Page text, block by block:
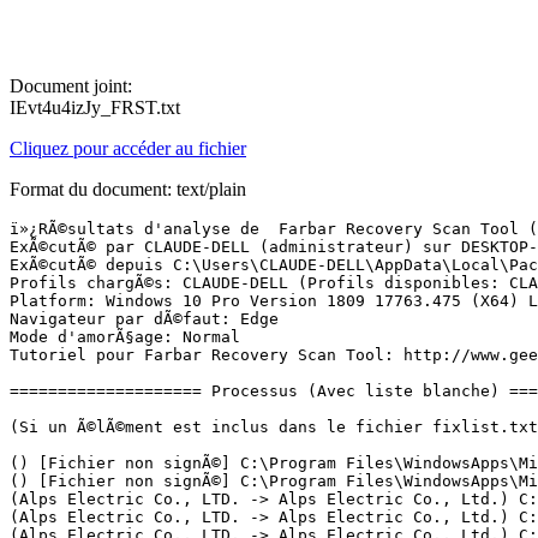
Document joint:
IEvt4u4izJy_FRST.txt
Cliquez pour accéder au fichier
Format du document: text/plain
ï»¿RÃ©sultats d'analyse de  Farbar Recovery Scan Tool (FRST) (x64) Version: 19-05.2019
ExÃ©cutÃ© par CLAUDE-DELL (administrateur) sur DESKTOP-QUGMGQR (Dell Inc. Vostro 2520) (21-05-2019 21:39:14)
ExÃ©cutÃ© depuis C:\Users\CLAUDE-DELL\AppData\Local\Packages\Microsoft.MicrosoftEdge_8wekyb3d8bbwe\TempState\Downloads
Profils chargÃ©s: CLAUDE-DELL (Profils disponibles: CLAUDE-DELL)
Platform: Windows 10 Pro Version 1809 17763.475 (X64) Langue: FranÃ§ais (France)
Navigateur par dÃ©faut: Edge
Mode d'amorÃ§age: Normal
Tutoriel pour Farbar Recovery Scan Tool: http://www.geekstogo.com/forum/topic/335081-frst-tutorial-how-to-use-farbar-recovery-scan-tool/

==================== Processus (Avec liste blanche) =================

(Si un Ã©lÃ©ment est inclus dans le fichier fixlist.txt, le processus sera arrÃªtÃ©. Le fichier ne sera pas dÃ©placÃ©.)

() [Fichier non signÃ©] C:\Program Files\WindowsApps\Microsoft.SkypeApp_14.44.40.0_x64__kzf8qxf38zg5c\SkypeBackgroundHost.exe
() [Fichier non signÃ©] C:\Program Files\WindowsApps\Microsoft.YourPhone_1.19041.481.0_x64__8wekyb3d8bbwe\YourPhone.exe
(Alps Electric Co., LTD. -> Alps Electric Co., Ltd.) C:\Program Files\DellTPad\ApMsgFwd.exe
(Alps Electric Co., LTD. -> Alps Electric Co., Ltd.) C:\Program Files\DellTPad\ApntEx.exe
(Alps Electric Co., LTD. -> Alps Electric Co., Ltd.) C:\Program Files\DellTPad\Apoint.exe
(Alps Electric Co., LTD. -> Alps Electric Co., Ltd.) C:\Program Files\DellTPad\hidfind.exe
(Broadcom Corporation -> Broadcom Corporation.) C:\Windows\System32\BtwRSupportService.exe
(Intel Corporation - pGFX -> Intel Corporation) C:\Windows\System32\igfxCUIService.exe
(Intel Corporation - pGFX -> Intel Corporation) C:\Windows\System32\igfxEM.exe
(Intel Corporation - pGFX -> Intel Corporation) C:\Windows\System32\igfxHK.exe
(Intel Corporation - pGFX -> Intel Corporation) C:\Windows\System32\igfxTray.exe
(Microsoft Corporation -> Microsoft Corporation) C:\ProgramData\Microsoft\Windows Defender\Platform\4.18.1904.1-0\MsMpEng.exe
(Microsoft Corporation -> Microsoft Corporation) C:\ProgramData\Microsoft\Windows Defender\Platform\4.18.1904.1-0\NisSrv.exe
(Microsoft Corporation -> Microsoft Corporation) C:\Users\CLAUDE-DELL\AppData\Local\Microsoft\OneDrive\OneDrive.exe
(Microsoft Corporation -> Microsoft Corporation) C:\Windows\SystemApps\Microsoft.MicrosoftEdge_8wekyb3d8bbwe\MicrosoftEdge.exe
(Microsoft Corporation) [Fichier non signÃ©] C:\Program Files\WindowsApps\Microsoft.SkypeApp_14.44.40.0_x64__kzf8qxf38zg5c\SkypeApp.exe
(Microsoft Corporation) [Fichier non signÃ©] C:\Program Files\WindowsApps\Microsoft.WindowsStore_11904.1001.1.0_x64__8wekyb3d8bbwe\WinStore.App.exe
(Microsoft Windows -> Microsoft Corporation) C:\Windows\System32\browser_broker.exe
(Microsoft Windows -> Microsoft Corporation) C:\Windows\System32\dllhost.exe
(Microsoft Windows -> Microsoft Corporation) C:\Windows\System32\dllhost.exe
(Microsoft Windows -> Microsoft Corporation) C:\Windows\System32\MicrosoftEdgeCP.exe
(Microsoft Windows -> Microsoft Corporation) C:\Windows\System32\MicrosoftEdgeCP.exe
(Microsoft Windows -> Microsoft Corporation) C:\Windows\System32\MicrosoftEdgeCP.exe
(Microsoft Windows -> Microsoft Corporation) C:\Windows\System32\MicrosoftEdgeCP.exe
(Microsoft Windows -> Microsoft Corporation) C:\Windows\System32\MicrosoftEdgeCP.exe
(Microsoft Windows -> Microsoft Corporation) C:\Windows\System32\MicrosoftEdgeCP.exe
(Microsoft Windows -> Microsoft Corporation) C:\Windows\System32\MicrosoftEdgeSH.exe
(Microsoft Windows -> Microsoft Corporation) C:\Windows\System32\smartscreen.exe
(Microsoft Windows -> Microsoft Corporation) C:\Windows\System32\wlanext.exe
(Microsoft Windows -> Microsoft Corporation) C:\Windows\SystemApps\Microsoft.Windows.Cortana_cw5n1h2txyewy\RemindersServer.exe
(Microsoft Windows -> Microsoft Corporation) C:\Windows\WinSxS\amd64_microsoft-windows-servicingstack_31bf3856ad364e35_10.0.17763.503_none_7e5131134cd5bd73\TiWorker.exe

==================== Registre (Avec liste blanche) ===========================

(Si un Ã©lÃ©ment est inclus dans le fichier fixlist.txt, l'Ã©lÃ©ment de Registre sera restaurÃ© Ã  la valeur par dÃ©faut ou supprimÃ©. Le fichier ne sera pas dÃ©placÃ©.)

HKLM\...\Run: [Apoint] => C:\Program Files\DellTPad\Apoint.exe [708952 2013-07-08] (Alps Electric Co., LTD. -> Alps Electric Co., Ltd.)

==================== TÃ¢ches planifiÃ©es (Avec liste blanche) =============

(Si un Ã©lÃ©ment est inclus dans le fichier fixlist.txt, il sera supprimÃ© du Registre. Le fichier ne sera pas dÃ©placÃ©, sauf s'il est inscrit sÃ©parÃ©ment.)

Task: {335F31E9-D97B-4DE6-A049-94C34F9DD452} - System32\Tasks\Microsoft\Windows\Windows Defender\Windows Defender Verification => C:\ProgramData\Microsoft\Windows Defender\platform\4.18.1904.1-0\MpCmdRun.exe [480352 2019-05-11] (Microsoft Corporation -> Microsoft Corporation)
Task: {4C8A11BA-614E-4FE5-BB5B-AF60CB070913} - System32\Tasks\Microsoft\Windows\Windows Defender\Windows Defender Cache Maintenance => C:\ProgramData\Microsoft\Windows Defender\platform\4.18.1904.1-0\MpCmdRun.exe [480352 2019-05-11] (Microsoft Corporation -> Microsoft Corporation)
Task: {DDE67DC7-F02D-4BBF-ACFE-79FE8AA66925} - System32\Tasks\Microsoft\Windows\Windows Defender\Windows Defender Scheduled Scan => C:\ProgramData\Microsoft\Windows Defender\platform\4.18.1904.1-0\MpCmdRun.exe [480352 2019-05-11] (Microsoft Corporation -> Microsoft Corporation)
Task: {F2EA5964-5EE5-44FA-B567-D08E4A3C8D95} - System32\Tasks\Microsoft\Windows\Windows Defender\Windows Defender Cleanup => C:\ProgramData\Microsoft\Windows Defender\platform\4.18.1904.1-0\MpCmdRun.exe [480352 2019-05-11] (Microsoft Corporation -> Microsoft Corporation)

(Si un Ã©lÃ©ment est inclus dans le fichier fixlist.txt, le fichier tÃ¢che (.job) sera dÃ©placÃ©. Le fichier exÃ©cutÃ© par la tÃ¢che ne sera pas dÃ©placÃ©.)


==================== Internet (Avec liste blanche) ====================

(Si un Ã©lÃ©ment est inclus dans le fichier fixlist.txt, s'il s'agit d'un Ã©lÃ©ment du Registre, il sera supprimÃ© ou restaurÃ© Ã  la valeur par dÃ©faut.)

Tcpip\Parameters: [DhcpNameServer] 172.20.10.1
Tcpip\..\Interfaces\{7ee04a80-ecda-41d1-9c78-fd863cad2315}: [DhcpNameServer] 172.20.10.1

Internet Explorer: